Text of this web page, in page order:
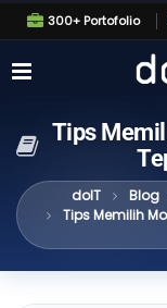
300+ Portofolio
Tips
doIT Blog
Tips Memilih